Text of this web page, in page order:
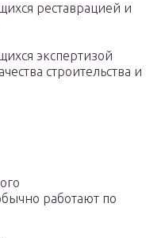
реставрацией и
экспертизой
строительства и
работают по